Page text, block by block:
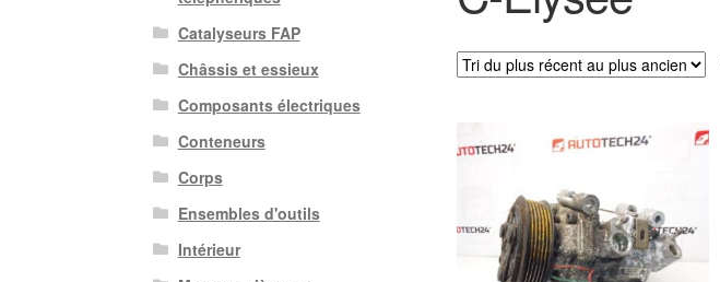
Catalyseurs FAP
Châssis et essieux
Composants électriques
Conteneurs
Corps
Ensembles d'outils
Intérieur